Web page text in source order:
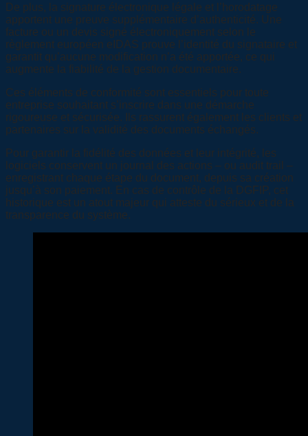
De plus, la signature électronique légale et l’horodatage
apportent une preuve supplémentaire d’authenticité. Une
facture ou un devis signé électroniquement selon le
règlement européen eIDAS prouve l’identité du signataire et
garantit qu’aucune modification n’a été apportée, ce qui
augmente la fiabilité de la gestion documentaire.
Ces éléments de conformité sont essentiels pour toute
entreprise souhaitant s’inscrire dans une démarche
rigoureuse et sécurisée. Ils rassurent également les clients et
partenaires sur la validité des documents échangés.
Pour garantir la fidélité des données et leur intégrité, les
logiciels conservent un journal des actions – ou audit trail –
enregistrant chaque étape du document, depuis sa création
jusqu’à son paiement. En cas de contrôle de la DGFIP, cet
historique est un atout majeur qui atteste du sérieux et de la
transparence du système.